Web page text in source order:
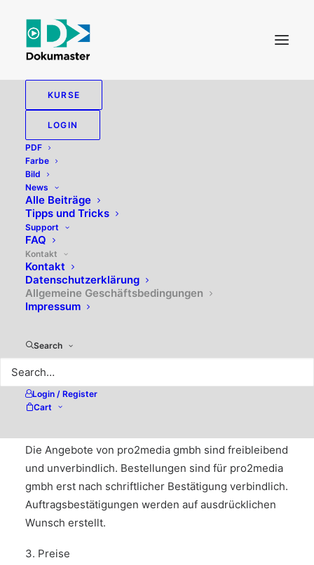
KURSE
LOGIN
PDF
Farbe
Bild
News
Alle Beiträge
Tipps und Tricks
Support
FAQ
Kontakt
Kontakt
Datenschutzerklärung
Allgemeine Geschäftsbedingungen
Impressum
Search
Login / Register
Cart
Allgemeine
Geschäftsbedingungen
Allgemeine Geschäfts­bedingungen der pro2media
gmbh, Wetzikon
1. Geltung der Bedingungen
Die Lieferungen, Leistungen und Angebote von
pro2media gmbh erfolgen ausschliesslich aufgrund
dieser Geschäftsbedingungen, auch wenn sie nicht
Bestellung der Ware oder der Leistung gelten diese
wenn wir sie schriftlich bestätigen.
Die Angebote von pro2media gmbh sind freibleibend
und unverbindlich. Bestellungen sind für pro2media
gmbh erst nach schriftlicher Bestätigung verbindlich.
Auftragsbestätigungen werden auf ausdrücklichen
Wunsch erstellt.
3. Preise